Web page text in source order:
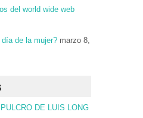
del world wide web
de la mujer? marzo 8,
DE LUIS LONG